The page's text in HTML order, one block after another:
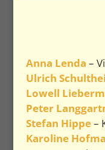
Anna Lenda –
Ulrich
Lowell
Peter
Stefan Hippe–
Karoline